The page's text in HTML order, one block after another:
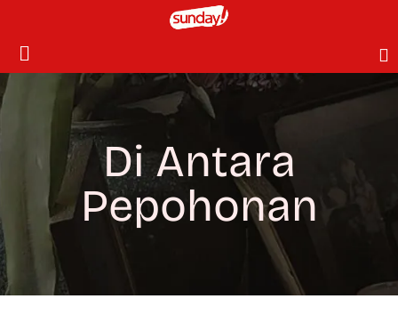
Di Antara
Pepohonan